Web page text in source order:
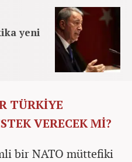
yeni
TÜRKİYE
VERECEK Mİ?
bir NATO müttefiki